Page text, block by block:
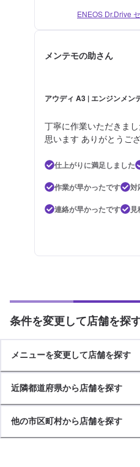
ENEOS Dr.Drive
メンテモの助さん
アウディ A3 | エンジンメン
丁寧に作業いただきま
思います ありがとうご
仕上がりに満足しました
作業が早かったです
対
連絡が早かったです
条件を変更して店舗を探
メニューを変更して店舗を探す
近隣都道府県から店舗を探す
他の市区町村から店舗を探す